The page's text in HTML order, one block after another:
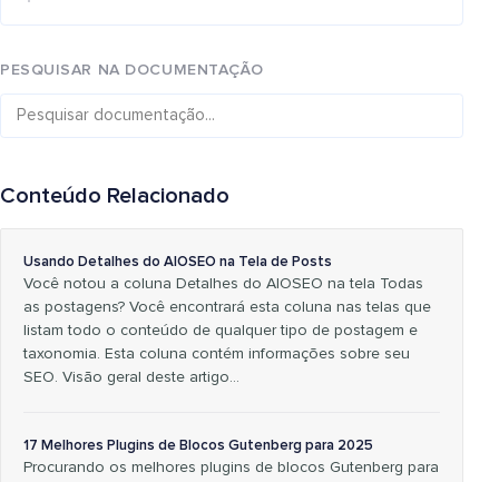
PESQUISAR NA DOCUMENTAÇÃO
Conteúdo Relacionado
Usando Detalhes do AIOSEO na Tela de Posts
Você notou a coluna Detalhes do AIOSEO na tela Todas
as postagens? Você encontrará esta coluna nas telas que
listam todo o conteúdo de qualquer tipo de postagem e
taxonomia. Esta coluna contém informações sobre seu
SEO. Visão geral deste artigo…
17 Melhores Plugins de Blocos Gutenberg para 2025
Procurando os melhores plugins de blocos Gutenberg para